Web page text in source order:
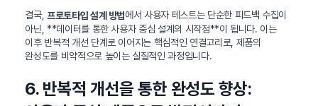
결국, 프로토타입 설계 방법에서 사용자 테스트는 단순한 피드백 수집이
아닌, **데이터를 통한 사용자 중심 설계의 시작점**이 됩니다. 이는
이후 반복적 개선 단계로 이어지는 핵심적인 연결고리로, 제품의
완성도를 비약적으로 높이는 실질적인 과정입니다.
6. 반복적 개선을 통한 완성도 향상: